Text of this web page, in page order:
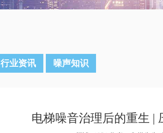
行业资讯 噪声知识
电梯噪音治理后的重生 |